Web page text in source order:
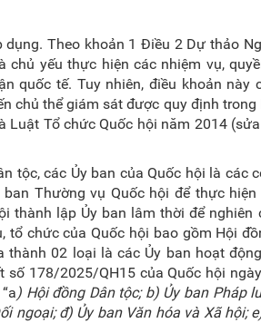
Theo khoản 1 Điều 2 Dự thảo
yếu thực hiện các nhiệm vụ,
quốc tế. Tuy nhiên, điều khoản này
chủ thể giám sát được quy định
Luật Tổ chức Quốc hội năm 2014
tộc, các Ủy ban của Quốc hội là các
Thường vụ Quốc hội để thực
thành lập Ủy ban lâm thời để
tổ chức của Quốc hội bao gồm Hội
02 loại là các Ủy ban hoạt
178/2025/QH15 của Quốc hội
) Hội đồng Dân tộc; b) Ủy ban Pháp
ngoại; đ) Ủy ban Văn hóa và Xã hội;